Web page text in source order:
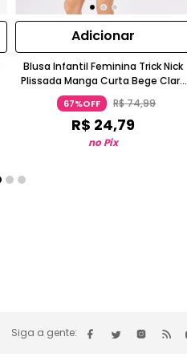
Adicionar
Blusa Infantil Feminina Trick Nick
Plissada Manga Curta Bege Claro
Rovitex Kids
67%OFF R$74,99
R$ 24,79
no Pix
Siga a gente: